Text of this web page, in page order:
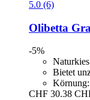
5.0 (6)
Olibetta
-5%
Naturkies
Bietet
CHF 30.38